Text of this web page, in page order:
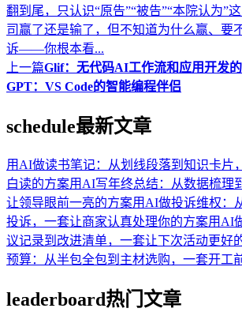
翻到尾，只认识“原告”“被告”“本院认为”
司赢了还是输了，但不知道为什么赢、要
诉——你根本看...
上一篇Glif：无代码AI工作流和应用开发
GPT：VS Code的智能编程伴侣
schedule最新文章
用AI做读书笔记：从划线段落到知识卡片
白读的方案用AI写年终总结：从数据梳理
让领导眼前一亮的方案用AI做投诉维权：
投诉，一套让商家认真处理你的方案用AI
议记录到改进清单，一套让下次活动更好
预算：从半包全包到主材选购，一套开工
leaderboard热门文章